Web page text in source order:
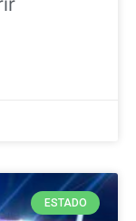
ESTADO